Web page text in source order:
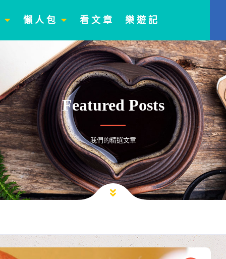
懶 人 包 看 文 章 樂 遊 記
Featured Posts
我們的精選文章